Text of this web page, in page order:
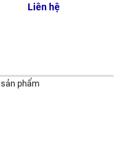
Liên hệ
phẩm